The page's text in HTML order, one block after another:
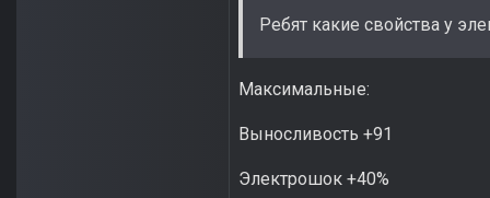
Ребят какие свойства у
Максимальные:
Выносливость +91
Электрошок +40%